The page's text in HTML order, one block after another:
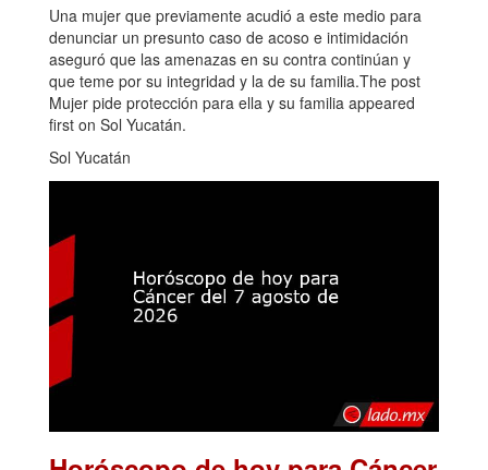
Una mujer que previamente acudió a este medio para
denunciar un presunto caso de acoso e intimidación
aseguró que las amenazas en su contra continúan y
que teme por su integridad y la de su familia.The post
Mujer pide protección para ella y su familia appeared
first on Sol Yucatán.
Sol Yucatán